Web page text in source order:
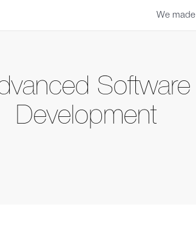
We made
Software
Development